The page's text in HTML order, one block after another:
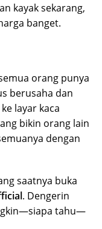
kayak sekarang,
banget.
orang punya
berusaha dan
layar kaca
bikin orang lain
dengan
saatnya buka
. Dengerin
tahu—